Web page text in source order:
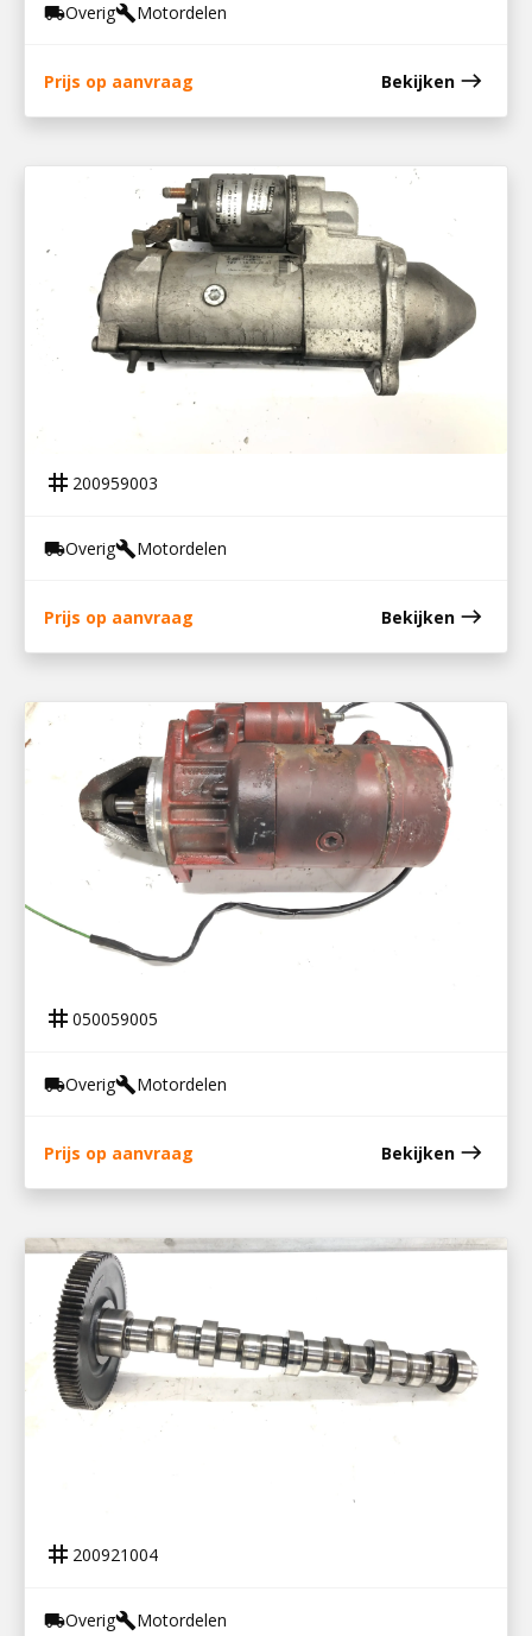
local_shippingOverigbuildMotordelen
Prijs op aanvraag Bekijken east
200959003
STARTMOTOR 12V BF4M2012
tag 200959003
local_shippingOverigbuildMotordelen
Prijs op aanvraag Bekijken east
050059005
STARTMOTOR LOMBARDINI 2 CIL
tag 050059005
local_shippingOverigbuildMotordelen
Prijs op aanvraag Bekijken east
tag 200921004
local_shippingOverigbuildMotordelen